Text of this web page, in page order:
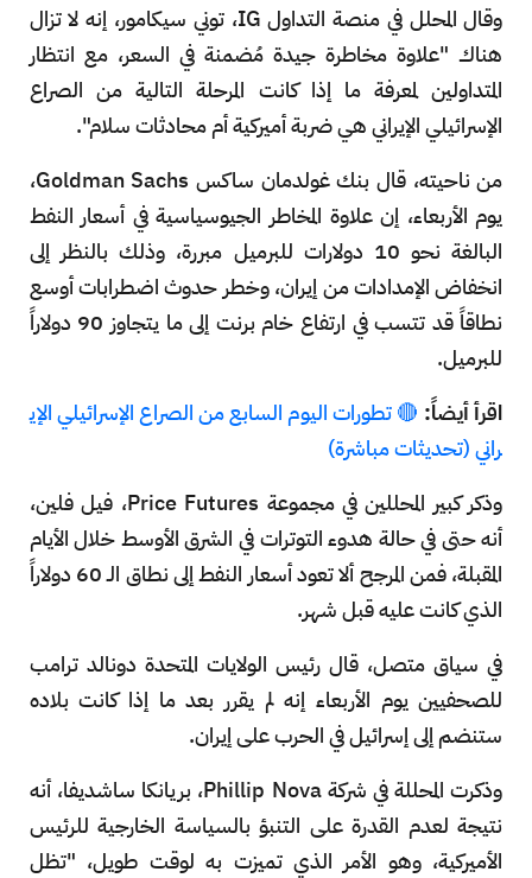
وقال المحلل في منصة التداول IG، توني سيكامور، إنه لا تزال
هناك "علاوة مخاطرة جيدة مُضمنة في السعر، مع انتظار
المتداولين لمعرفة ما إذا كانت المرحلة التالية من الصراع
الإسرائيلي الإيراني هي ضربة أميركية أم محادثات سلام".
من ناحيته، قال بنك غولدمان ساكس Goldman Sachs،
يوم الأربعاء، إن علاوة المخاطر الجيوسياسية في أسعار النفط
البالغة نحو 10 دولارات للبرميل مبررة، وذلك بالنظر إلى
انخفاض الإمدادات من إيران، وخطر حدوث اضطرابات أوسع
نطاقاً قد تتسب في ارتفاع خام برنت إلى ما يتجاوز 90 ​​دولاراً
للبرميل.
اقرأ أيضاً: 🔴 تطورات اليوم السابع من الصراع الإسرائيلي الإي
راني (تحديثات مباشرة)
وذكر كبير المحللين في مجموعة Price Futures، فيل فلين،
أنه حتى في حالة هدوء التوترات في الشرق الأوسط خلال الأيام
المقبلة، فمن المرجح ألا تعود أسعار النفط إلى نطاق الـ 60 دولاراً
الذي كانت عليه قبل شهر.
في سياق متصل، قال رئيس الولايات المتحدة دونالد ترامب
للصحفيين يوم الأربعاء إنه لم يقرر بعد ما إذا كانت بلاده
ستنضم إلى إسرائيل في الحرب على إيران.
وذكرت المحللة في شركة Phillip Nova، بريانكا ساشديفا، أنه
نتيجة لعدم القدرة على التنبؤ بالسياسة الخارجية للرئيس
الأميركية، وهو الأمر الذي تميزت به لوقت طويل، "تظل